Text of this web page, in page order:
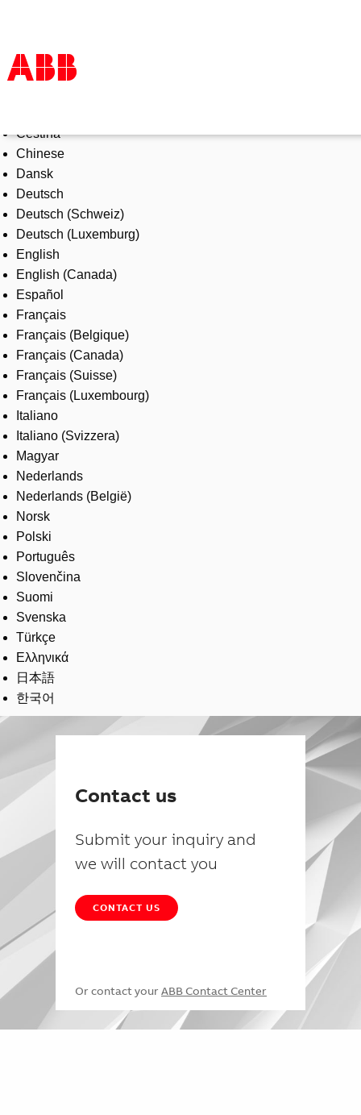
Products & Solutions
Industries
Services
About us
Where to buy
Contact us
Careers
Čeština
Chinese
Dansk
Deutsch
Deutsch (Schweiz)
Deutsch (Luxemburg)
English
English (Canada)
Español
Français
Français (Belgique)
Français (Canada)
Français (Suisse)
Français (Luxembourg)
Italiano
Italiano (Svizzera)
Magyar
Nederlands
Nederlands (België)
Norsk
Polski
Português
Slovenčina
Suomi
Svenska
Türkçe
Ελληνικά
日本語
한국어
Contact us
Submit your inquiry and
we will contact you
CONTACT US
Or contact your ABB Contact Center